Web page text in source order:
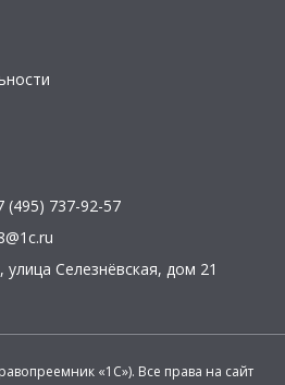
(495) 737-92-57
, улица Селезнёвская, дом 21
«1С»). Все права на сайт